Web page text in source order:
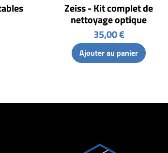
Zeiss - Kit complet de
nettoyage optique
35,00 €
Ajouter au panier